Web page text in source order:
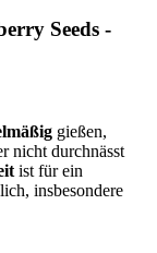
Seeds -
gießen,
nicht durchnässt
ist für ein
insbesondere